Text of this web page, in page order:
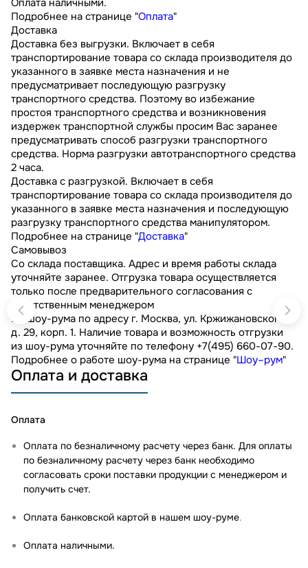
Подробнее на странице "Оплата"
Доставка
Доставка без выгрузки. Включает в себя
транспортирование товара со склада производителя до
указанного в заявке места назначения и не
предусматривает последующую разгрузку
транспортного средства. Поэтому во избежание
простоя транспортного средства и возникновения
издержек транспортной службы просим Вас заранее
предусматривать способ разгрузки транспортного
средства. Норма разгрузки автотранспортного средства
2 часа.
Доставка с разгрузкой. Включает в себя
транспортирование товара со склада производителя до
указанного в заявке места назначения и последующую
разгрузку транспортного средства манипулятором.
Подробнее на странице "Доставка"
Самовывоз
Со склада поставщика. Адрес и время работы склада
уточняйте заранее. Отгрузка товара осуществляется
только после предварительного согласования с
ответственным менеджером
Из шоу-рума по адресу г. Москва, ул. Кржижановского,
д. 29, корп. 1. Наличие товара и возможность отгрузки
из шоу-рума уточняйте по телефону +7(495) 660-07-90.
Подробнее о работе шоу-рума на странице "Шоу–рум"
Оплата и доставка
Оплата
Оплата по безналичному расчету через банк. Для оплаты
по безналичному расчету через банк необходимо
согласовать сроки поставки продукции с менеджером и
получить счет.
Оплата банковской картой в нашем шоу-руме.
Оплата наличными.